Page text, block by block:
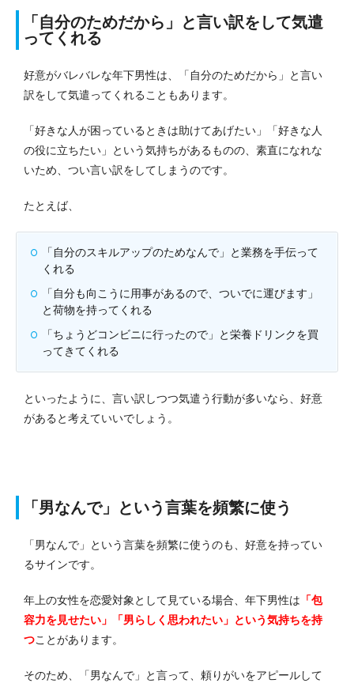
「自分のためだから」と言い訳をして気遣
ってくれる
好意がバレバレな年下男性は、「自分のためだから」と言い
訳をして気遣ってくれることもあります。
「好きな人が困っているときは助けてあげたい」「好きな人
の役に立ちたい」という気持ちがあるものの、素直になれな
いため、つい言い訳をしてしまうのです。
たとえば、
「自分のスキルアップのためなんで」と業務を手伝って
くれる
「自分も向こうに用事があるので、ついでに運びます」
と荷物を持ってくれる
「ちょうどコンビニに行ったので」と栄養ドリンクを買
ってきてくれる
といったように、言い訳しつつ気遣う行動が多いなら、好意
があると考えていいでしょう。
「男なんで」という言葉を頻繁に使う
「男なんで」という言葉を頻繁に使うのも、好意を持ってい
るサインです。
年上の女性を恋愛対象として見ている場合、年下男性は 「包
容力を見せたい」「男らしく思われたい」という気持ちを持
つことがあります。
そのため、「男なんで」と言って、頼りがいをアピールして